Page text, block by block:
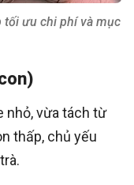
tối ưu chi phí và mục
nhỏ, vừa tách từ
thấp, chủ yếu